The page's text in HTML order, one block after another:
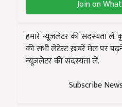
Join on
हमारे न्यूज़लेटर की सदस्यता
की सभी लेटेस्ट ख़बरें मेल पर
न्यूज़लेटर की सदस्यता लें.
Subscribe